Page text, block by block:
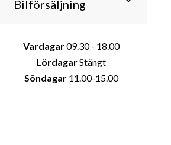
Vardagar09.30 - 18.00
LördagarStängt
Söndagar11.00-15.00